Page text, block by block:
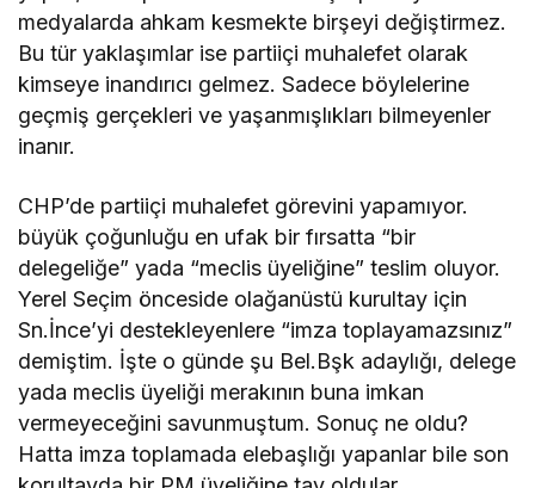
medyalarda ahkam kesmekte birşeyi değiştirmez.
Bu tür yaklaşımlar ise partiiçi muhalefet olarak
kimseye inandırıcı gelmez. Sadece böylelerine
geçmiş gerçekleri ve yaşanmışlıkları bilmeyenler
inanır.
CHP’de partiiçi muhalefet görevini yapamıyor.
büyük çoğunluğu en ufak bir fırsatta “bir
delegeliğe” yada “meclis üyeliğine” teslim oluyor.
Yerel Seçim önceside olağanüstü kurultay için
Sn.İnce’yi destekleyenlere “imza toplayamazsınız”
demiştim. İşte o günde şu Bel.Bşk adaylığı, delege
yada meclis üyeliği merakının buna imkan
vermeyeceğini savunmuştum. Sonuç ne oldu?
Hatta imza toplamada elebaşlığı yapanlar bile son